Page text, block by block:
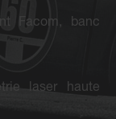
Facom, banc
laser haute